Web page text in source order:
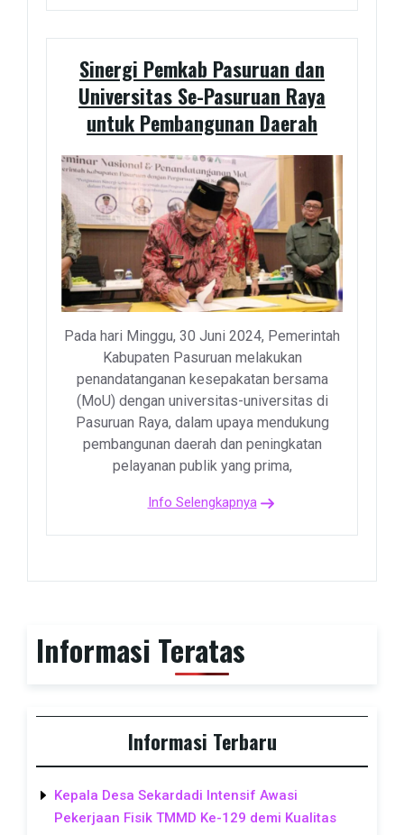
Sinergi Pemkab Pasuruan dan
Universitas Se-Pasuruan Raya
untuk Pembangunan Daerah
Pada hari Minggu, 30 Juni 2024, Pemerintah
Kabupaten Pasuruan melakukan
penandatanganan kesepakatan bersama
(MoU) dengan universitas-universitas di
Pasuruan Raya, dalam upaya mendukung
pembangunan daerah dan peningkatan
pelayanan publik yang prima,
Info Selengkapnya
Informasi Teratas
Informasi Terbaru
Kepala Desa Sekardadi Intensif Awasi
Pekerjaan Fisik TMMD Ke-129 demi Kualitas